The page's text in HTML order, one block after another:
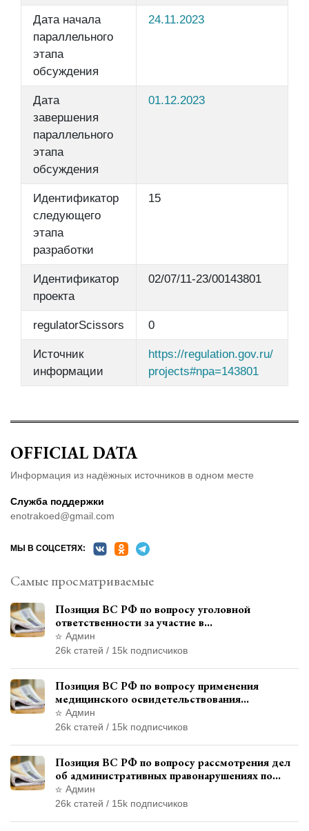
Дата начала
параллельного
этапа
обсуждения
24.11.2023
Дата
завершения
параллельного
этапа
обсуждения
01.12.2023
Идентификатор
следующего
этапа
разработки
15
Идентификатор
проекта
02/07/11-23/00143801
regulatorScissors 0
Источник
информации
https://regulation.gov.ru/
projects#npa=143801
OFFICIAL DATA
Информация из надёжных источников в одном месте
Служба поддержки
enotrakoed@gmail.com
МЫ В СОЦСЕТЯХ:
Самые просматриваемые
Позиция ВС РФ по вопросу уголовной
ответственности за участие в
террористической организации до
официального признания
Админ
26k статей / 15k подписчиков
Позиция ВС РФ по вопросу применения
медицинского освидетельствования
военнослужащих при увольнении с военной
службы
Админ
26k статей / 15k подписчиков
Позиция ВС РФ по вопросу рассмотрения дел
об административных правонарушениях по
месту жительства и сроков давности
привлечения к ответственности
Админ
26k статей / 15k подписчиков